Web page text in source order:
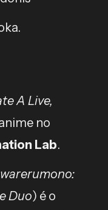
A Live,
no
Lab.
Duo) é o